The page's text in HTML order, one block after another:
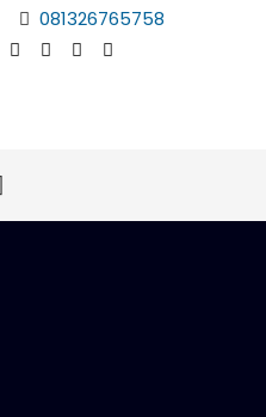
081326765758